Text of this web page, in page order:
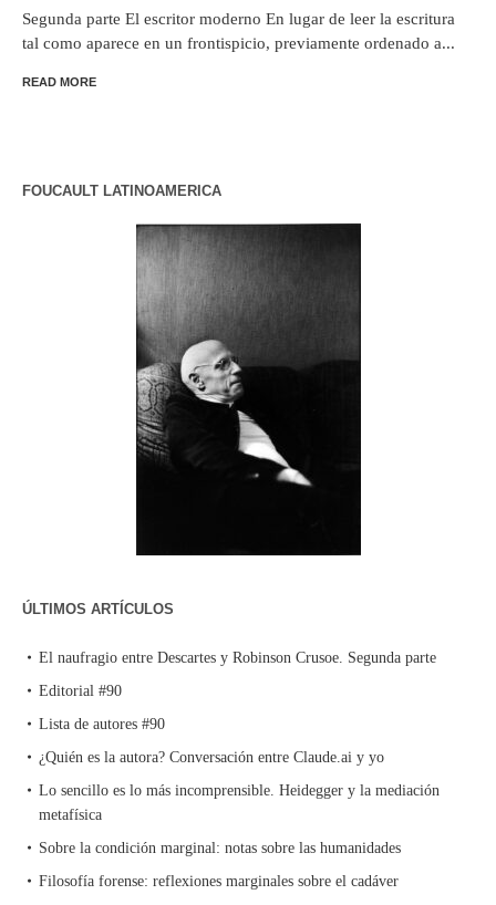
Segunda parte El escritor moderno En lugar de leer la escritura
tal como aparece en un frontispicio, previamente ordenado a...
READ MORE
FOUCAULT LATINOAMERICA
ÚLTIMOS ARTÍCULOS
El naufragio entre Descartes y Robinson Crusoe. Segunda parte
Editorial #90
Lista de autores #90
¿Quién es la autora? Conversación entre Claude.ai y yo
Lo sencillo es lo más incomprensible. Heidegger y la mediación
metafísica
Sobre la condición marginal: notas sobre las humanidades
Filosofía forense: reflexiones marginales sobre el cadáver